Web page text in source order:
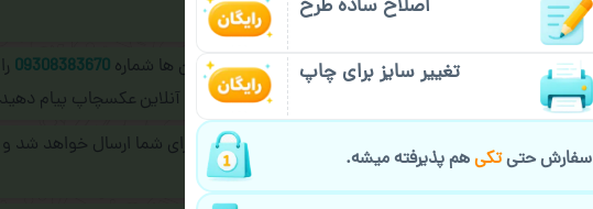
فرمایید.
برای ارسال پیام در پیام رسان ها شماره 09308383670
پیام رسان های زیر به اپراتور آنلاین عکسچاپ پیام
طراحی نهایی قبل از چاپ برای شما ارسال خواهد شد
اصلاح ساده طرح
تغییر سایز برای چاپ
سفارش حتیتکیهم پذیرفته میشه.